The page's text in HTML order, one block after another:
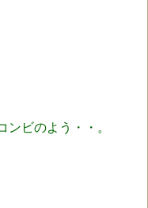
ンビのよう・・。